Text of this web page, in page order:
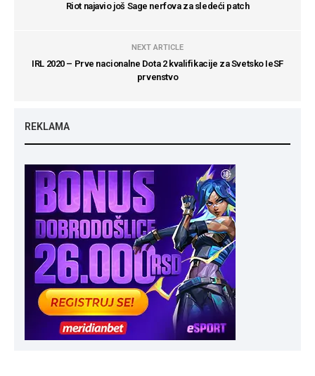
Riot najavio još Sage nerfova za sledeći patch
NEXT ARTICLE
IRL 2020 – Prve nacionalne Dota 2 kvalifikacije za Svetsko IeSF
prvenstvo
REKLAMA